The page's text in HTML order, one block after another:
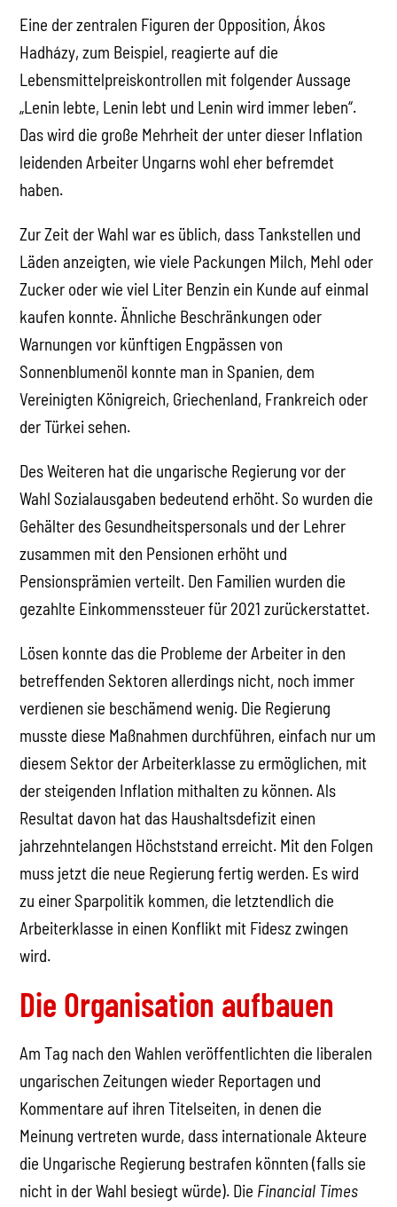
Eine der zentralen Figuren der Opposition, Ákos
Hadházy, zum Beispiel, reagierte auf die
Lebensmittelpreiskontrollen mit folgender Aussage
„Lenin lebte, Lenin lebt und Lenin wird immer leben“.
Das wird die große Mehrheit der unter dieser Inflation
leidenden Arbeiter Ungarns wohl eher befremdet
haben.
Zur Zeit der Wahl war es üblich, dass Tankstellen und
Läden anzeigten, wie viele Packungen Milch, Mehl oder
Zucker oder wie viel Liter Benzin ein Kunde auf einmal
kaufen konnte. Ähnliche Beschränkungen oder
Warnungen vor künftigen Engpässen von
Sonnenblumenöl konnte man in Spanien, dem
Vereinigten Königreich, Griechenland, Frankreich oder
der Türkei sehen.
Des Weiteren hat die ungarische Regierung vor der
Wahl Sozialausgaben bedeutend erhöht. So wurden die
Gehälter des Gesundheitspersonals und der Lehrer
zusammen mit den Pensionen erhöht und
Pensionsprämien verteilt. Den Familien wurden die
gezahlte Einkommenssteuer für 2021 zurückerstattet.
Lösen konnte das die Probleme der Arbeiter in den
betreffenden Sektoren allerdings nicht, noch immer
verdienen sie beschämend wenig. Die Regierung
musste diese Maßnahmen durchführen, einfach nur um
diesem Sektor der Arbeiterklasse zu ermöglichen, mit
der steigenden Inflation mithalten zu können. Als
Resultat davon hat das Haushaltsdefizit einen
jahrzehntelangen Höchststand erreicht. Mit den Folgen
muss jetzt die neue Regierung fertig werden. Es wird
zu einer Sparpolitik kommen, die letztendlich die
Arbeiterklasse in einen Konflikt mit Fidesz zwingen
wird.
Die Organisation aufbauen
Am Tag nach den Wahlen veröffentlichten die liberalen
ungarischen Zeitungen wieder Reportagen und
Kommentare auf ihren Titelseiten, in denen die
Meinung vertreten wurde, dass internationale Akteure
die Ungarische Regierung bestrafen könnten (falls sie
nicht in der Wahl besiegt würde). Die Financial Times